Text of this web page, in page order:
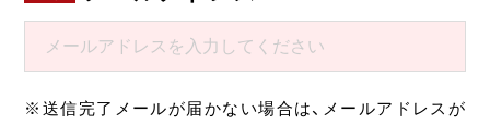
※送信完了メールが届かない場合は、メールアドレスが